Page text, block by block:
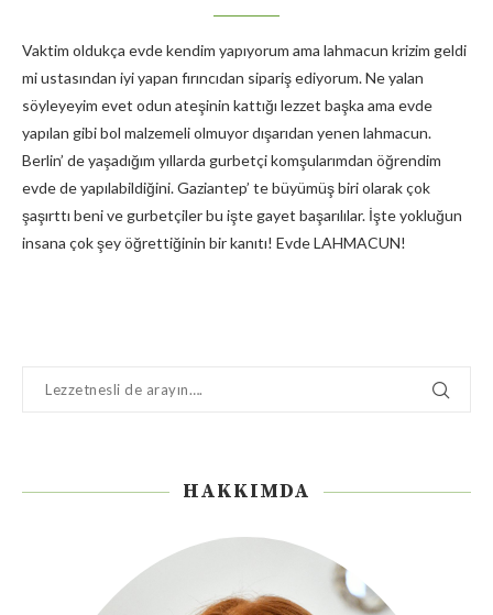
Vaktim oldukça evde kendim yapıyorum ama lahmacun krizim geldi
mi ustasından iyi yapan fırıncıdan sipariş ediyorum. Ne yalan
söyleyeyim evet odun ateşinin kattığı lezzet başka ama evde
yapılan gibi bol malzemeli olmuyor dışarıdan yenen lahmacun.
Berlin’ de yaşadığım yıllarda gurbetçi komşularımdan öğrendim
evde de yapılabildiğini. Gaziantep’ te büyümüş biri olarak çok
şaşırttı beni ve gurbetçiler bu işte gayet başarılılar. İşte yokluğun
insana çok şey öğrettiğinin bir kanıtı! Evde LAHMACUN!
HAKKIMDA